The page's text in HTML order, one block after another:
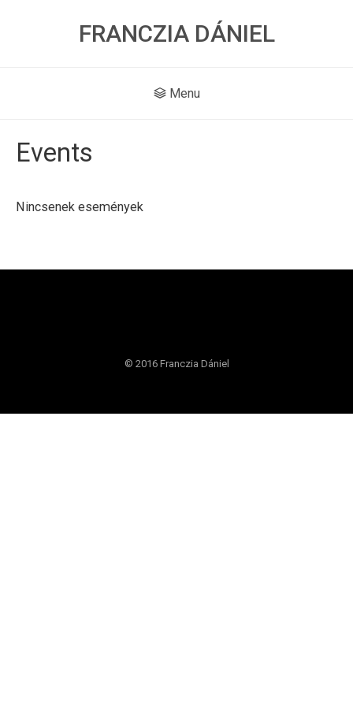
FRANCZIA DÁNIEL
Menu
Events
Nincsenek események
© 2016 Franczia Dániel